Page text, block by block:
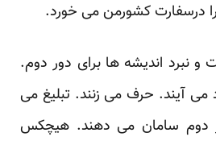
را درسفارت کشورمن می خورد.
اندیشه ها برای دور دوم.
می آیند. حرف می زنند. تبلیغ می
دوم سامان می دهند. هیچکس